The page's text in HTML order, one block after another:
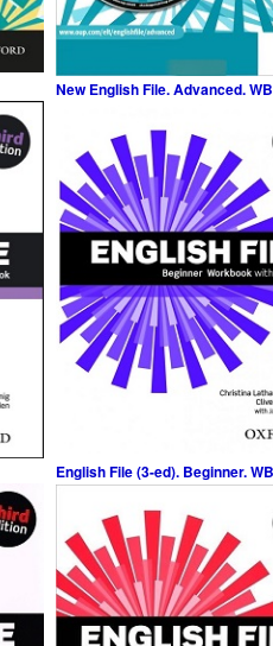
New English File. Advanced. WB
English File (3-ed). Beginner. WB